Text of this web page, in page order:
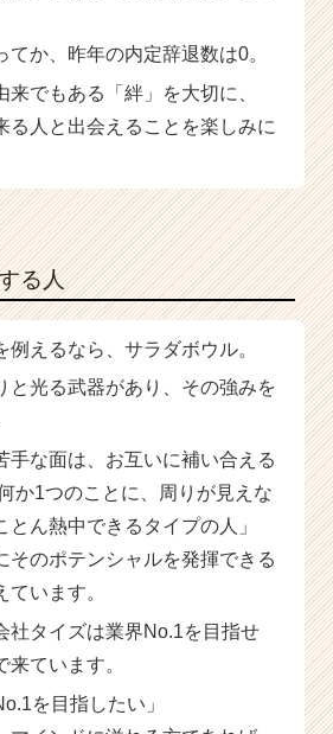
てか、昨年の内定辞退数は0。
来でもある「絆」を大切に、
る人と出会えることを楽しみに
る人
例えるなら、サラダボウル。
と光る武器があり、その強みを
手な面は、お互いに補い合える
か1つのことに、周りが見えな
とん熱中できるタイプの人」
そのポテンシャルを発揮できる
います。
社タイズは業界No.1を目指せ
来ています。
を目指したい」